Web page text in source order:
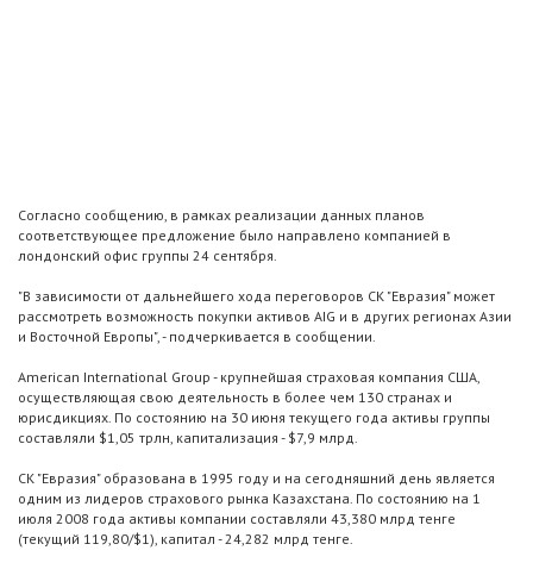
Согласно сообщению, в рамках реализации данных планов
соответствующее предложение было направлено компанией в
лондонский офис группы 24 сентября.
"В зависимости от дальнейшего хода переговоров СК "Евразия" может
рассмотреть возможность покупки активов AIG и в других регионах Азии
и Восточной Европы", - подчеркивается в сообщении.
American International Group - крупнейшая страховая компания США,
осуществляющая свою деятельность в более чем 130 странах и
юрисдикциях. По состоянию на 30 июня текущего года активы группы
составляли $1,05 трлн, капитализация - $7,9 млрд.
CК "Евразия" образована в 1995 году и на сегодняшний день является
одним из лидеров страхового рынка Казахстана. По состоянию на 1
июля 2008 года активы компании составляли 43,380 млрд тенге
(текущий 119,80/$1), капитал - 24,282 млрд тенге.